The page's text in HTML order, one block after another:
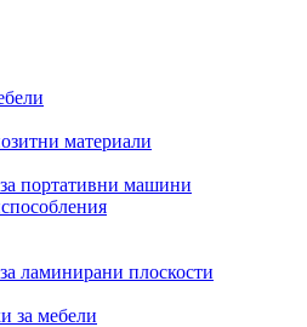
материали
портативни машини
ламинирани плоскости
за мебели